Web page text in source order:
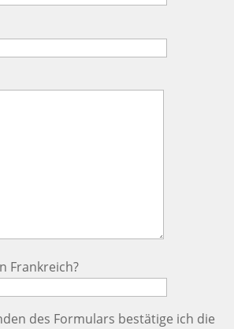
Frankreich?
des Formulars bestätige ich die